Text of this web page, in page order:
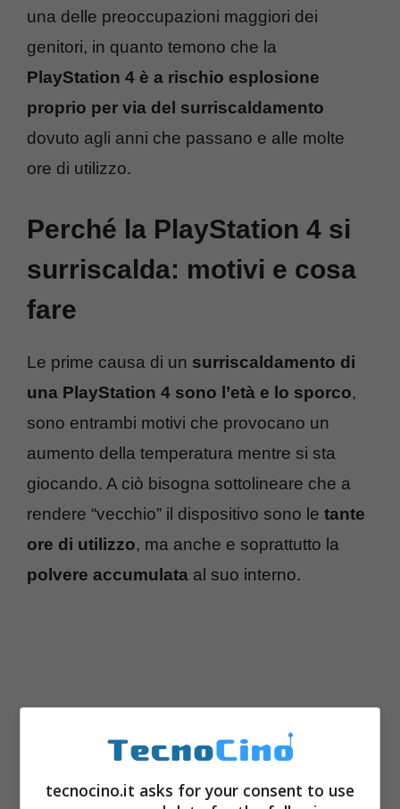
una delle preoccupazioni maggiori dei
genitori, in quanto temono che la
PlayStation 4 è a rischio esplosione
proprio per via del surriscaldamento
dovuto agli anni che passano e alle molte
ore di utilizzo.
Perché la PlayStation 4 si
surriscalda: motivi e cosa
fare
Le prime causa di un surriscaldamento di
una PlayStation 4 sono l’età e lo sporco,
sono entrambi motivi che provocano un
aumento della temperatura mentre si sta
giocando. A ciò bisogna sottolineare che a
rendere “vecchio” il dispositivo sono le tante
ore di utilizzo, ma anche e soprattutto la
polvere accumulata al suo interno.
tecnocino.it asks for your consent to use